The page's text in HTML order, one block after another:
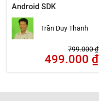
Android SDK
Trần Duy Thanh
799.000₫
499.000 ₫